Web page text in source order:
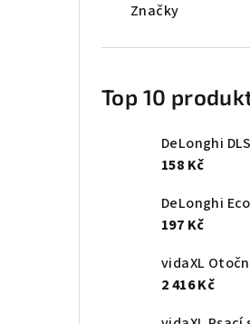
Značky
Top 10
DeLonghi
158 Kč
DeLonghi
197 Kč
2 416 Kč